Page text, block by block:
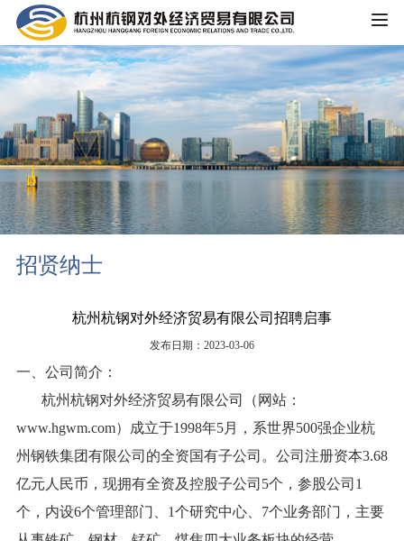
HOME
公司概况
公司简介
大事记
公司宣传
企业文化
主营业务
铁矿板块
锰矿板块
煤焦板块
公司动态
重大信息公开
联系我们
招贤纳士
杭州杭钢对外经济贸易有限公司招聘启事
发布日期：2023-03-06
一、公司简介：
杭州杭钢对外经济贸易有限公司（网站：
www.hgwm.com）成立于1998年5月，系世界500强企业杭
州钢铁集团有限公司的全资国有子公司。公司注册资本3.68
亿元人民币，现拥有全资及控股子公司5个，参股公司1
个，内设6个管理部门、1个研究中心、7个业务部门，主要